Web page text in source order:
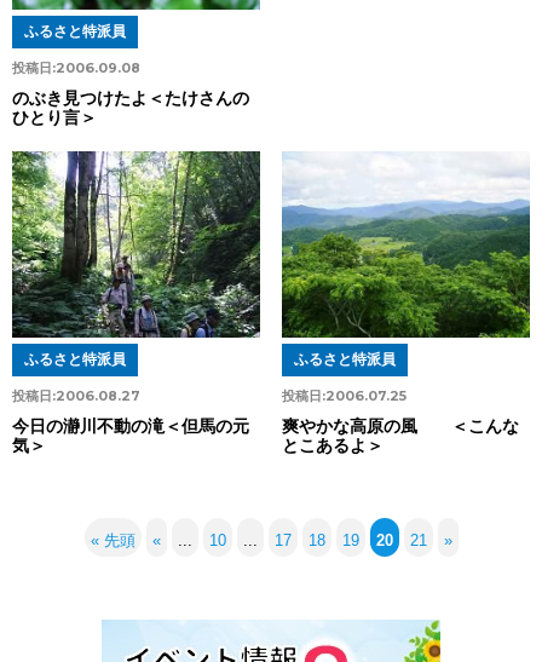
投稿日:2006.09.08
ふるさと特派員
のぶき見つけたよ＜たけさんの
ひとり言＞
投稿日:2006.08.27
ふるさと特派員
今日の瀞川不動の滝＜但馬の元
気＞
投稿日:2006.07.25
ふるさと特派員
爽やかな高原の風 ＜こんな
とこあるよ＞
« 先頭 « 10 17 18 19 20 21 »